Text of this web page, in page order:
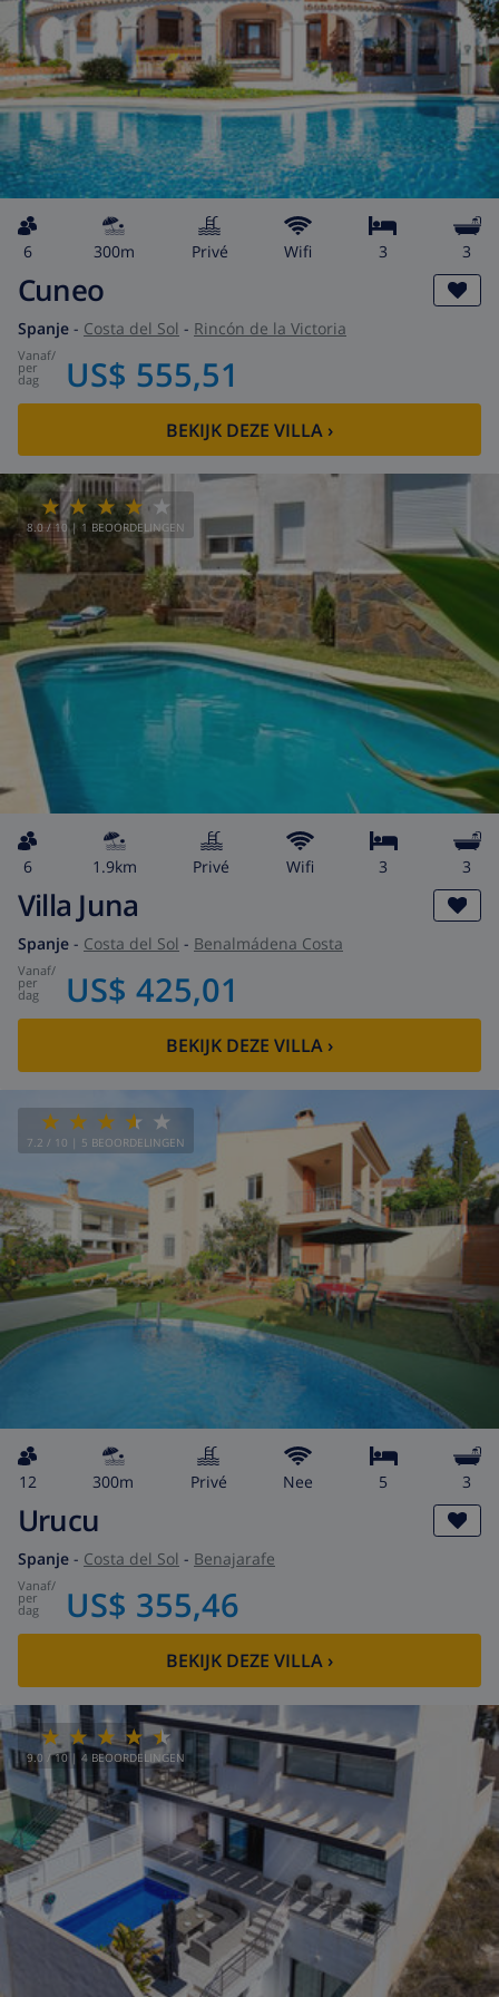
6 300m privé wifi 3 3
Cuneo
Spanje - Costa del Sol - Rincón de la Victoria
vanaf/
per
dag US$ 555,51
BEKIJK DEZE VILLA ›
8.0/ 10 | 1 BEOORDELINGEN
6 1.9km privé wifi 3 3
Villa Juna
Spanje - Costa del Sol - Benalmádena Costa
vanaf/
per
dag US$ 425,01
BEKIJK DEZE VILLA ›
7.2 / 10 | 5 BEOORDELINGEN
12 300m privé Nee 5 3
Urucu
Spanje - Costa del Sol - Benajarafe
vanaf/
per
dag US$ 355,46
BEKIJK DEZE VILLA ›
9.0 / 10 | 4 BEOORDELINGEN